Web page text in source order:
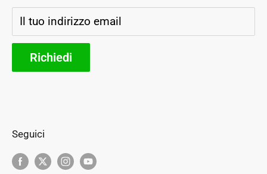
Storia e futuro
Parteners
Il tuo indirizzo email
Richiedi
Seguici